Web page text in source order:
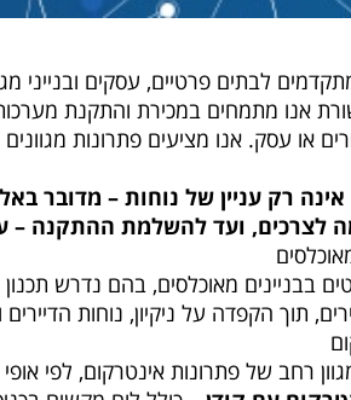
לבתים פרטיים, עסקים ובנייני
אנו מתמחים במכירת והתקנת
או עסק. אנו מציעים פתרונות
רק עניין של נוחות – מדובר
לצרכים, ועד להשלמת ההתקנה –
בבניינים מאוכלסים, בהם נדרש
תוך הקפדה על ניקיון, נוחות
רחב של פתרונות אינטרקום, לפי